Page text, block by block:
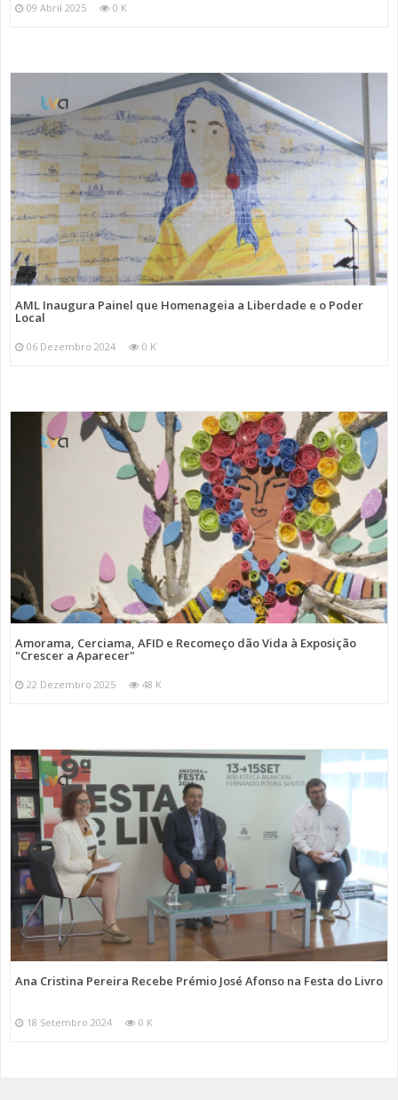
09 Abril 2025 0 K
AML Inaugura Painel que Homenageia a Liberdade e o Poder
Local
06 Dezembro 2024 0 K
Amorama, Cerciama, AFID e Recomeço dão Vida à Exposição
"Crescer a Aparecer"
22 Dezembro 2025 48 K
Ana Cristina Pereira Recebe Prémio José Afonso na Festa do Livro
18 Setembro 2024 0 K